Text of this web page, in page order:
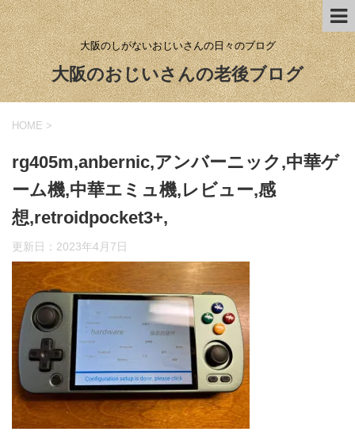
大阪のしがないおじいさんの日々のブログ
大阪のおじいさんの老後ブログ
HOME >
rg405m,anbernic,アンバーニック,中華ゲ
ーム機,中華エミュ機,レビュー,感
想,retroidpocket3+,
更新日： 2023年4月7日